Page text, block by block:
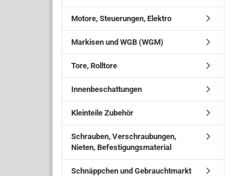
Motore, Steuerungen, Elektro
Markisen und WGB (WGM)
Tore, Rolltore
Innenbeschattungen
Kleinteile Zubehör
Schrauben, Verschraubungen,
Nieten, Befestigungsmaterial
Schnäppchen und Gebrauchtmarkt